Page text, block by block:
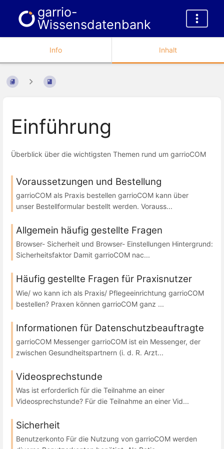
garrio-
Wissensdatenbank
Info Inhalt
Einführung
Überblick über die wichtigsten Themen rund um garrioCOM
Voraussetzungen und Bestellung
garrioCOM als Praxis bestellen garrioCOM kann über
unser Bestellformular bestellt werden. Vorauss...
Allgemein häufig gestellte Fragen
Browser- Sicherheit und Browser- Einstellungen Hintergrund:
Sicherheitsfaktor Damit garrioCOM nac...
Häufig gestellte Fragen für Praxisnutzer
Wie/ wo kann ich als Praxis/ Pflegeeinrichtung garrioCOM
bestellen? Praxen können garrioCOM ganz ...
Informationen für Datenschutzbeauftragte
garrioCOM Messenger garrioCOM ist ein Messenger, der
zwischen Gesundheitspartnern (i. d. R. Arzt...
Videosprechstunde
Was ist erforderlich für die Teilnahme an einer
Videosprechstunde? Für die Teilnahme an einer Vid...
Sicherheit
Benutzerkonto Für die Nutzung von garrioCOM werden